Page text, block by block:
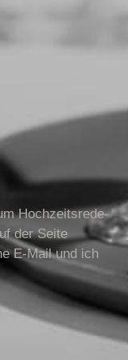
Hochzeitsrede-
der Seite
E-Mail und ich